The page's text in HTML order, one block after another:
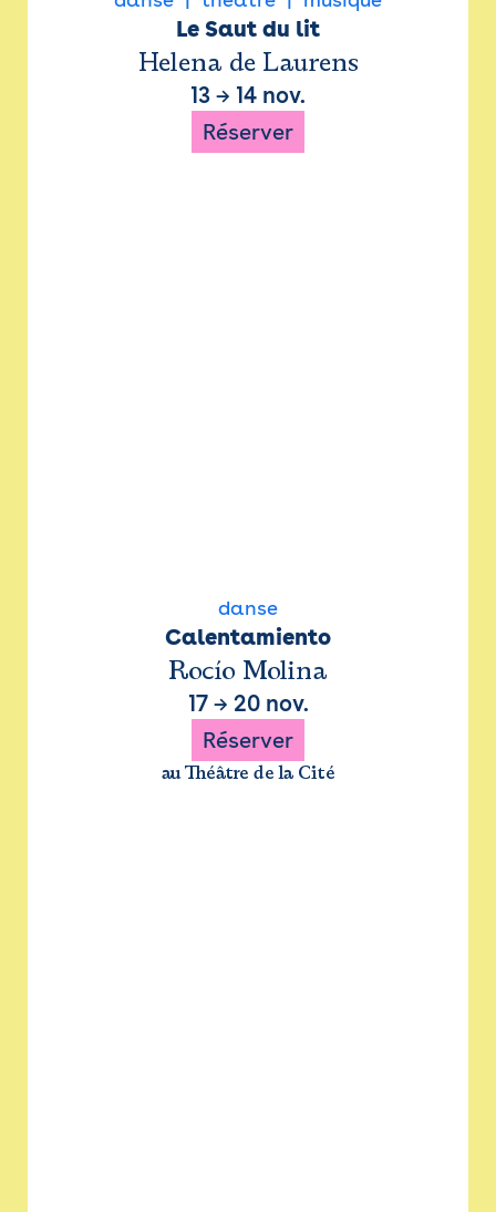
Le Saut du lit
Helena de Laurens
13 → 14 nov.
Réserver
danse
Calentamiento
Rocío Molina
17→ 20 nov.
Réserver
au Théâtre de la Cité